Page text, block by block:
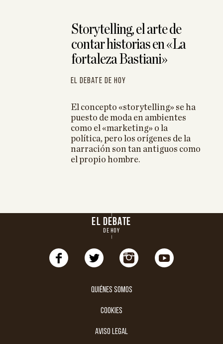
Storytelling, el arte de
contar historias en «La
fortaleza Bastiani»
El Debate de Hoy
El concepto «storytelling» se ha
puesto de moda en ambientes
como el «marketing» o la
política, pero los orígenes de la
narración son tan antiguos como
el propio hombre.
EL DEBATE
DE HOY
Quiénes somos
cookies
aviso legal